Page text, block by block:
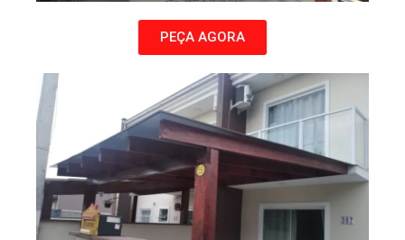
PEÇA AGORA